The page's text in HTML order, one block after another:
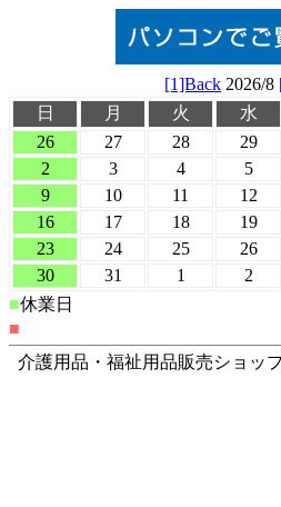
[1]Back 2026/8
日
月 火 水
26
27 28 29
2
3 4 5
9
10 11 12
16
17 18 19
23
24 25 26
30
31 1 2
■休業日
■
介護用品・福祉用品販売ショッ